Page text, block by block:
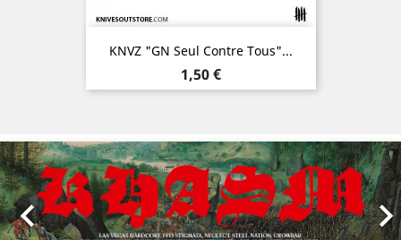
KNVZ "GN Seul Contre Tous"...
Prix
1,50 €

Précédent